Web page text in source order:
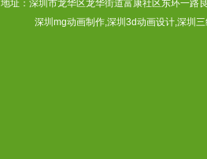
地址：深圳市龙华区龙华街道富康社区东环一
深圳mg动画制作,深圳3d动画设计,深圳